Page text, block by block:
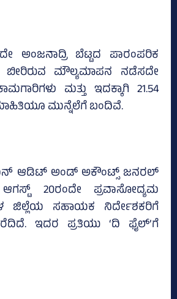
ಅಂಜನಾದ್ರಿ ಬೆಟ್ಟದ ಪಾರಂಪರಿಕ
ಬೀರಿರುವ ಮೌಲ್ಯಮಾಪನ ನಡೆಸದೇ
ಮತ್ತು ಇದಕ್ಕಾಗಿ 21.54
ಮುನ್ನೆಲೆಗೆ ಬಂದಿವೆ.
ಆಡಿಟ್‌ ಅಂಡ್‌ ಅಕೌಂಟ್ಸ್‌ ಜನರಲ್‌
20ರಂದೇ ಪ್ರವಾಸೋದ್ಯಮ
ಜಿಲ್ಲೆಯ ಸಹಾಯಕ ನಿರ್ದೇಶಕರಿಗೆ
ಇದರ ಪ್ರತಿಯು ‘ದಿ ಫೈಲ್‌’ಗೆ